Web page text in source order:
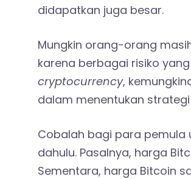
didapatkan juga besar.
Mungkin orang-orang
karena berbagai risiko
cryptocurrency,
dalam menentukan
Cobalah bagi para pemula
dahulu. Pasalnya, harga
Sementara, harga Bitcoin